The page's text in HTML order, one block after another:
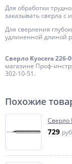
Для обработки
заказывать сверла с
Для сверления
удлиненной длиной
Сверло Kyocera 226-
магазине Проф-
302-10-51.
Похожие
Сверло
729